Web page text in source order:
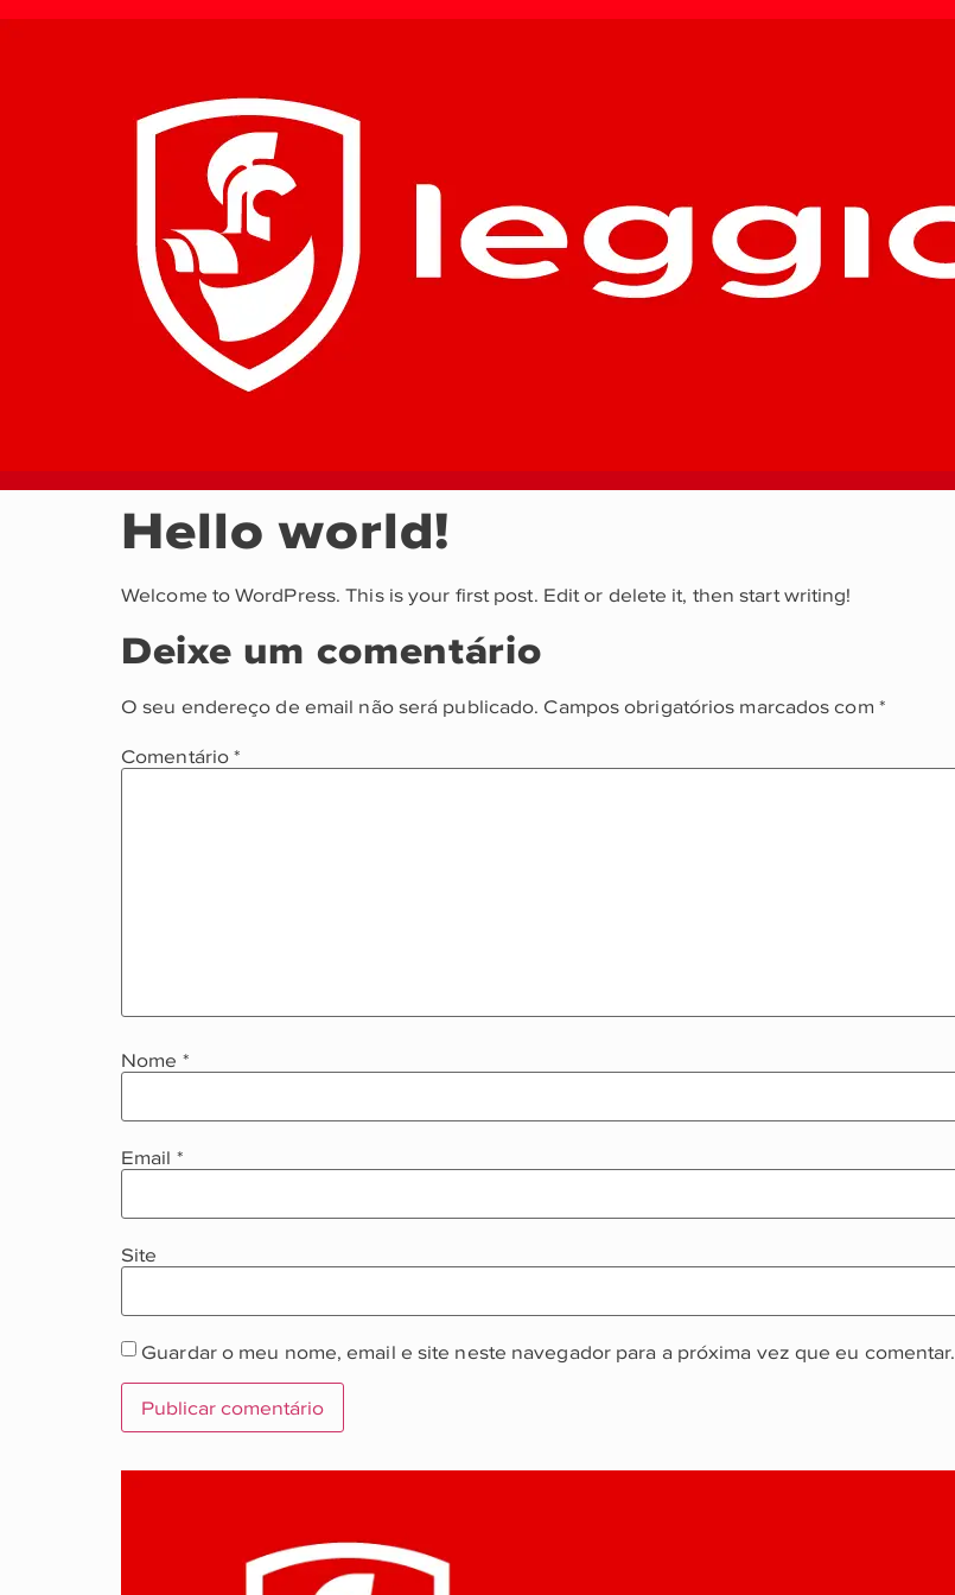
Hello world!
Welcome to WordPress. This is your first post. Edit or delete it, then start writing!
Deixe um comentário
O seu endereço de email não será publicado. Campos obrigatórios marcados com *
Comentário*
Nome *
Email *
Site
Guardar o meu nome, email e site neste navegador para a próxima vez que eu comentar.